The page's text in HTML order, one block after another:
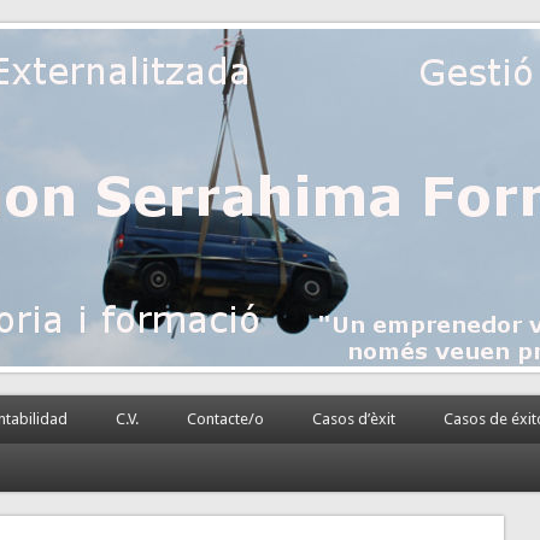
PyME
C.V. Contacte/o Casos d’èxit Casos de